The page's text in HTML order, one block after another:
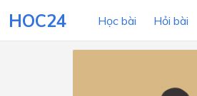
HOC24 Học bài Hỏi bài